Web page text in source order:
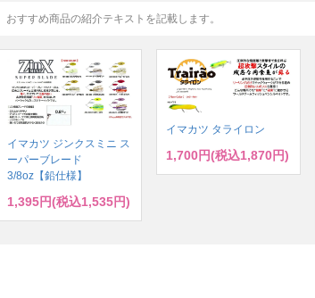
おすすめ商品の紹介テキストを記載します。
イマカツ ジンクスミニ ス
ーパーブレード
3/8oz【鉛仕様】
1,395円(税込1,535円)
イマカツ タライロン
1,700円(税込1,870円)